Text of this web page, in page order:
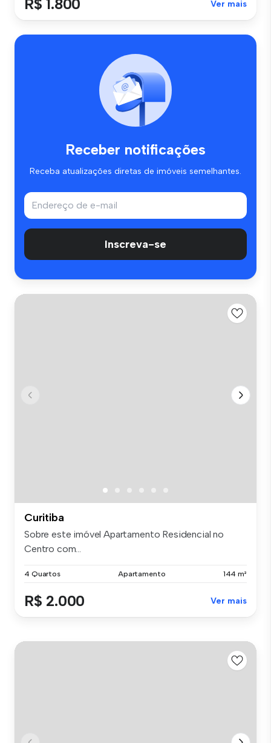
R$ 1.800 Ver mais
Receber notificações
Receba atualizações diretas de imóveis semelhantes.
Inscreva-se
Curitiba
Sobre este imóvel Apartamento Residencial no
Centro com...
4 Quartos Apartamento 144 m²
R$ 2.000 Ver mais